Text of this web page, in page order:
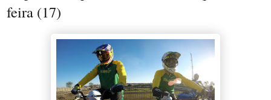
feira (17)